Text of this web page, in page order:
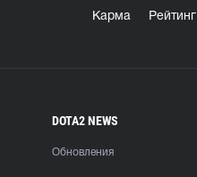
Карма Рейтинг
DOTA2 NEWS
Обновления